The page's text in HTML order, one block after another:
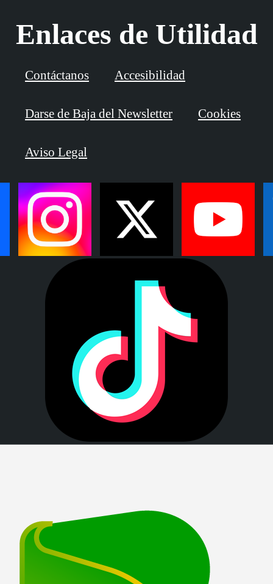
Enlaces de Utilidad
Contáctanos Accesibilidad
Darse de Baja del Newsletter Cookies
Aviso Legal